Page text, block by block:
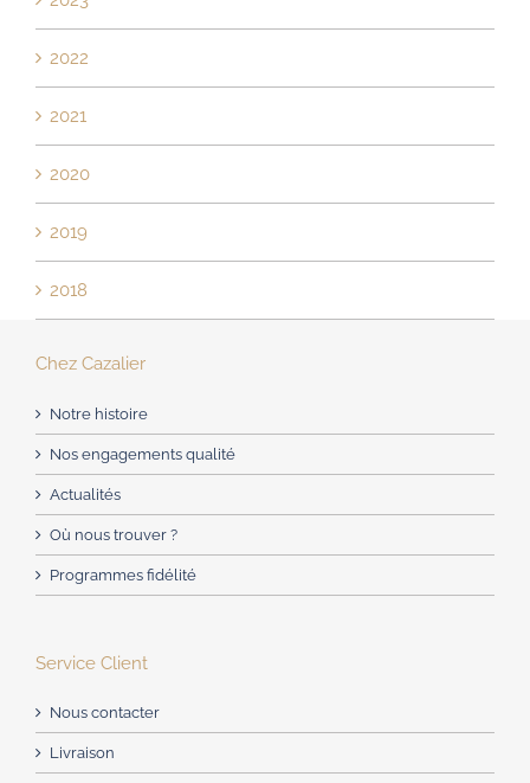
2022
2021
2020
2019
2018
Chez Cazalier
Notre histoire
Nos engagements qualité
Actualités
Où nous trouver ?
Programmes fidélité
Service Client
Nous contacter
Livraison